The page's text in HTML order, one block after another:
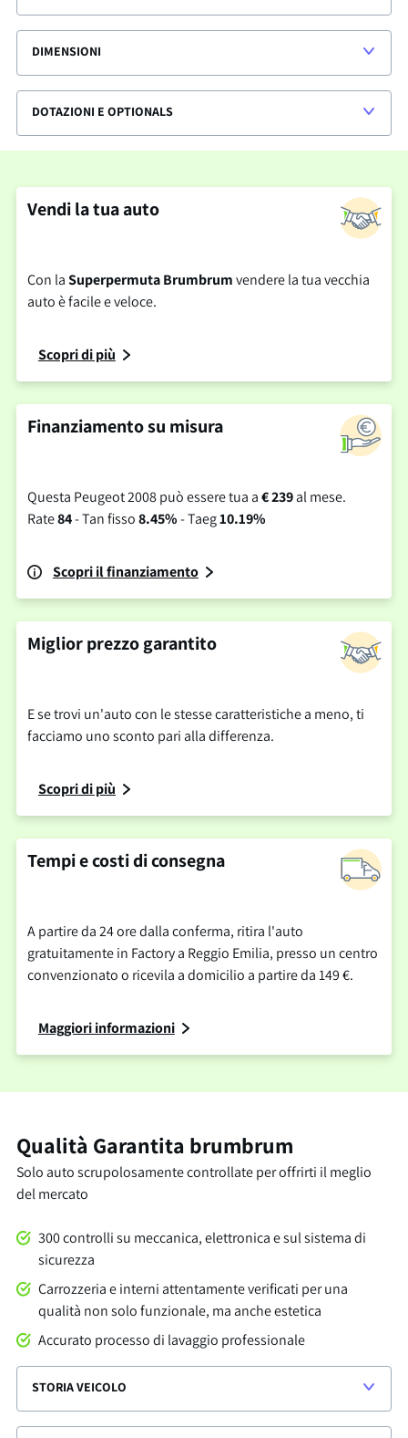
DIMENSIONI
DOTAZIONI E OPTIONALS
Vendi la tua auto
Con laSuperpermuta Brumbrumvendere la tua vecchia
auto è facile e veloce.
Scopri di più
Finanziamento su misura
Questa Peugeot 2008 può essere tua a€ 239al mese.
Rate84- Tan fisso8.45%- Taeg10.19%
Scopri il finanziamento
Miglior prezzo garantito
E se trovi un'auto con le stesse caratteristiche a meno, ti
facciamo uno sconto pari alla differenza.
Scopri di più
Tempi e costi di consegna
A partire da 24 ore dalla conferma, ritira l'auto
gratuitamente in Factory a Reggio Emilia, presso un centro
convenzionato o ricevila a domicilio a partire da 149 €.
Maggiori informazioni
Qualità Garantita brumbrum
Solo auto scrupolosamente controllate per offrirti il meglio
del mercato
300 controlli su meccanica, elettronica e sul sistema di
sicurezza
Carrozzeria e interni attentamente verificati per una
qualità non solo funzionale, ma anche estetica
Accurato processo di lavaggio professionale
STORIA VEICOLO